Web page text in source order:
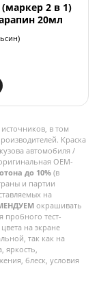
2 в 1)
20мл
в том
Краска
автомобиля /
OEM-
до 10% (в
и партии
на
окрашивать
пробного тест-
на экране
так как на
яркость,
блеск, условия